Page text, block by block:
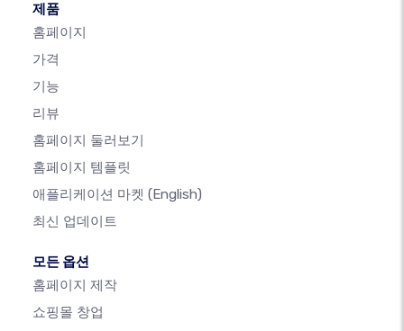
제품
홈페이지
가격
기능
리뷰
홈페이지 둘러보기
홈페이지 템플릿
애플리케이션 마켓 (English)
최신 업데이트
모든 옵션
홈페이지 제작
쇼핑몰 창업